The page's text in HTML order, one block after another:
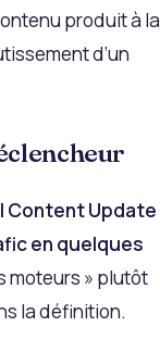
produit à la
d’un
Content Update
en quelques
moteurs » plutôt
la définition.